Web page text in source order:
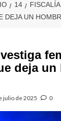
14
DEJA UN
deja un
julio de 2025 0